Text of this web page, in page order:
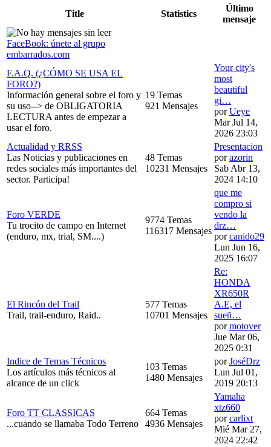
Title Statistics
Último
mensaje
FaceBook: únete al grupo
embarrados.com
F.A.Q. (¿CÓMO SE USA EL
FORO?)
Información general sobre el foro y
su uso--> de OBLIGATORIA
LECTURA antes de empezar a
usar el foro.
19 Temas
921 Mensajes
Your city's
most
beautiful
gi…
porUeye
Mar Jul 14,
2026 23:03
Actualidad y RRSS
Las Noticias y publicaciones en
redes sociales más importantes del
sector. Participa!
48 Temas
10231 Mensajes
Presentacion
porazorin
Sab Abr 13,
2024 14:10
Foro VERDE
Tu trocito de campo en Internet
(enduro, mx, trial, SM....)
9774 Temas
116317 Mensajes
que me
compro si
vendo la
drz…
porcanido29
Lun Jun 16,
2025 16:07
El Rincón del Trail
Trail, trail-enduro, Raid..
577 Temas
10701 Mensajes
Re:
HONDA
XR650R
A.E, el
sueñ…
pormotover
Jue Mar 06,
2025 0:31
Indice de Temas Técnicos
Los artículos más técnicos al
alcance de un click
103 Temas
1480 Mensajes
porJoséDrz
Lun Jul 01,
2019 20:13
Foro TT CLASSICAS
...cuando se llamaba Todo Terreno
664 Temas
4936 Mensajes
Yamaha
xtz660
porcarlixt
Mié Mar 27,
2024 22:42